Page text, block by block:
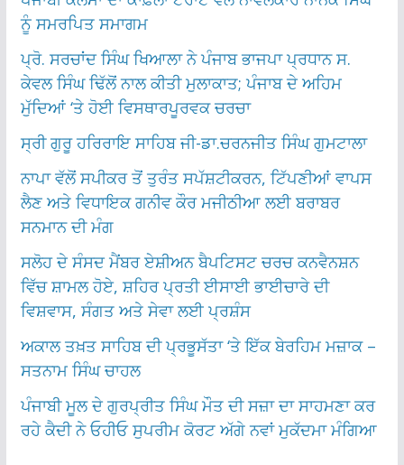
ਨੂੰ ਸਮਰਪਿਤ ਸਮਾਗਮ
ਪ੍ਰੋ. ਸਰਚਾਂਦ ਸਿੰਘ ਖਿਆਲਾ ਨੇ ਪੰਜਾਬ ਭਾਜਪਾ ਪ੍ਰਧਾਨ ਸ.
ਕੇਵਲ ਸਿੰਘ ਢਿੱਲੋਂ ਨਾਲ ਕੀਤੀ ਮੁਲਾਕਾਤ; ਪੰਜਾਬ ਦੇ ਅਹਿਮ
ਮੁੱਦਿਆਂ ‘ਤੇ ਹੋਈ ਵਿਸਥਾਰਪੂਰਵਕ ਚਰਚਾ
ਸ੍ਰੀ ਗੁਰੂ ਹਰਿਰਾਇ ਸਾਹਿਬ ਜੀ-ਡਾ.ਚਰਨਜੀਤ ਸਿੰਘ ਗੁਮਟਾਲਾ
ਨਾਪਾ ਵੱਲੋਂ ਸਪੀਕਰ ਤੋਂ ਤੁਰੰਤ ਸਪੱਸ਼ਟੀਕਰਨ, ਟਿੱਪਣੀਆਂ ਵਾਪਸ
ਲੈਣ ਅਤੇ ਵਿਧਾਇਕ ਗਨੀਵ ਕੌਰ ਮਜੀਠੀਆ ਲਈ ਬਰਾਬਰ
ਸਨਮਾਨ ਦੀ ਮੰਗ
ਸਲੋਹ ਦੇ ਸੰਸਦ ਮੈਂਬਰ ਏਸ਼ੀਅਨ ਬੈਪਟਿਸਟ ਚਰਚ ਕਨਵੈਨਸ਼ਨ
ਵਿੱਚ ਸ਼ਾਮਲ ਹੋਏ, ਸ਼ਹਿਰ ਪ੍ਰਤੀ ਈਸਾਈ ਭਾਈਚਾਰੇ ਦੀ
ਵਿਸ਼ਵਾਸ, ਸੰਗਤ ਅਤੇ ਸੇਵਾ ਲਈ ਪ੍ਰਸ਼ੰਸ
ਅਕਾਲ ਤਖ਼ਤ ਸਾਹਿਬ ਦੀ ਪ੍ਰਭੂਸੱਤਾ ‘ਤੇ ਇੱਕ ਬੇਰਹਿਮ ਮਜ਼ਾਕ –
ਸਤਨਾਮ ਸਿੰਘ ਚਾਹਲ
ਪੰਜਾਬੀ ਮੂਲ ਦੇ ਗੁਰਪ੍ਰੀਤ ਸਿੰਘ ਮੌਤ ਦੀ ਸਜ਼ਾ ਦਾ ਸਾਹਮਣਾ ਕਰ
ਰਹੇ ਕੈਦੀ ਨੇ ਓਹੀਓ ਸੁਪਰੀਮ ਕੋਰਟ ਅੱਗੇ ਨਵਾਂ ਮੁਕੱਦਮਾ ਮੰਗਿਆ